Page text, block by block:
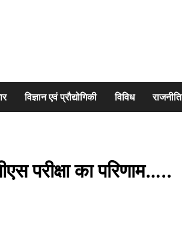
विज्ञान एवं प्रौद्योगिकी विविध राजनीति
परीक्षा का परिणाम…..